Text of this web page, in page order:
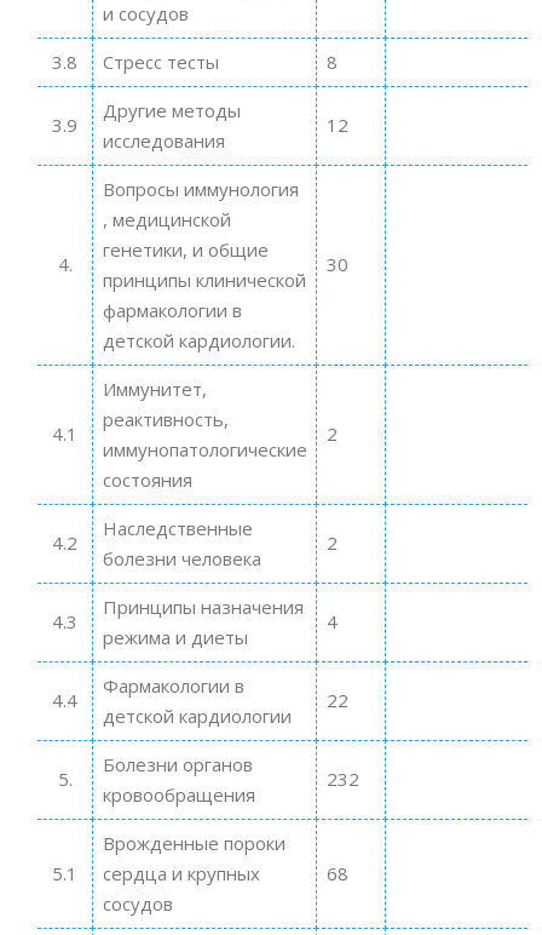
и сосудов
3.8 Стресс тесты 8
3.9
Другие методы
исследования
12
4.
Вопросы иммунология
, медицинской
генетики, и общие
принципы клинической
фармакологии в
детской кардиологии.
30
4.1
Иммунитет,
реактивность,
иммунопатологические
состояния
2
4.2
Наследственные
болезни человека
2
4.3
Принципы назначения
режима и диеты
4
4.4
Фармакологии в
детской кардиологии
22
5.
Болезни органов
кровообращения
232
5.1
Врожденные пороки
сердца и крупных
сосудов
68